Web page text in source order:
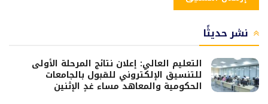
نشر حديثًا
التعليم العالي: إعلان نتائج المرحلة الأولى
للتنسيق الإلكتروني للقبول بالجامعات
الحكومية والمعاهد مساء غدٍ الإثنين